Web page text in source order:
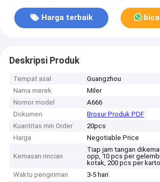
Harga terbaik
Deskripsi Produk
Tempat asal
Guangzhou
Nama merek
Miler
Nomor model
A666
Dokumen
Brosur Produk PDF
Kuantitas min Order
20pcs
Harga
Negotiable Price
Kemasan rincian
Tiap jam tangan
opp, 10 pcs per
kotak, 200 pcs per karto
Waktu pengiriman
3-5 hari